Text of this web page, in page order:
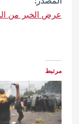
عرض الخبر من
مرتبط